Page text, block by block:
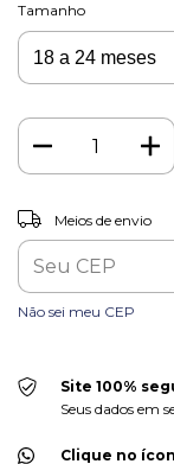
Tamanho
Entregas para o CEP:
Meios de envio
Não sei meu CEP
Site 100%
Seus dados em
Clique no